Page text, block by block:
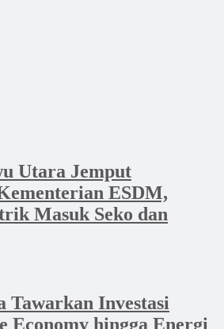
Utara Jemput
ESDM,
Masuk Seko dan
Tawarkan Investasi
Economy hingga Energi